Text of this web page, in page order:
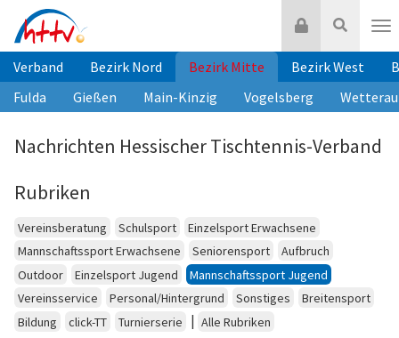
Inhalt
springen
Suche
Login
Verband Bezirk Nord Bezirk Mitte Bezirk West
Fulda
Gießen Main-Kinzig Vogelsberg Wetterau
Nachrichten Hessischer Tischtennis-Verband
Rubriken
Vereinsberatung Schulsport
Einzelsport Erwachsene
Mannschaftssport Erwachsene
Seniorensport
Aufbruch
Outdoor
Einzelsport Jugend
Mannschaftssport Jugend
Vereinsservice
Personal/Hintergrund Sonstiges
Breitensport
Bildung
click-TT Turnierserie | Alle Rubriken